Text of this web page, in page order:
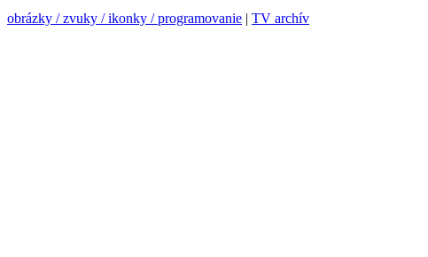
obrázky / zvuky / ikonky / programovanie | TV archív